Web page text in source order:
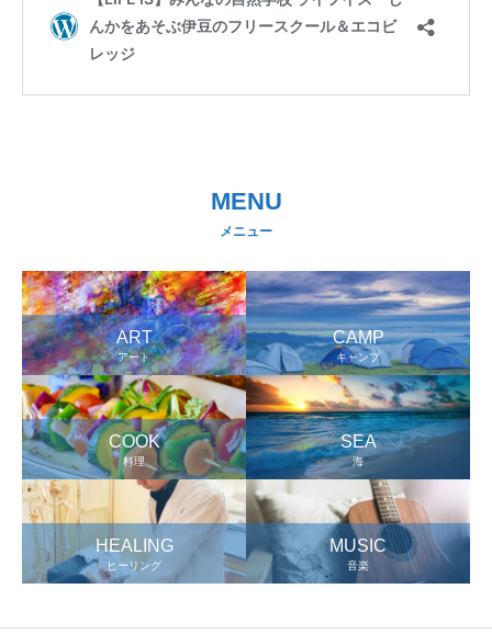
MENU
メニュー
ART
アート
CAMP
キャンプ
COOK
料理
SEA
海
HEALING
ヒーリング
MUSIC
音楽